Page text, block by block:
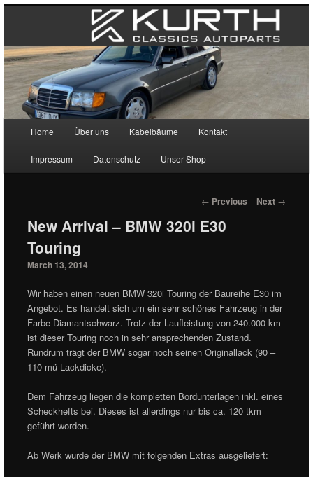
Skip to primary content
Skip to secondary content
Home Über uns Kabelbäume Kontakt
Impressum Datenschutz Unser Shop
Post navigation
← Previous Next →
New Arrival – BMW 320i E30
Touring
March 13, 2014
Wir haben einen neuen BMW 320i Touring der Baureihe E30 im
Angebot. Es handelt sich um ein sehr schönes Fahrzeug in der
Farbe Diamantschwarz. Trotz der Laufleistung von 240.000 km
ist dieser Touring noch in sehr ansprechenden Zustand.
Rundrum trägt der BMW sogar noch seinen Originallack (90 –
110 mü Lackdicke).
Dem Fahrzeug liegen die kompletten Bordunterlagen inkl. eines
Scheckhefts bei. Dieses ist allerdings nur bis ca. 120 tkm
geführt worden.
Ab Werk wurde der BMW mit folgenden Extras ausgeliefert: